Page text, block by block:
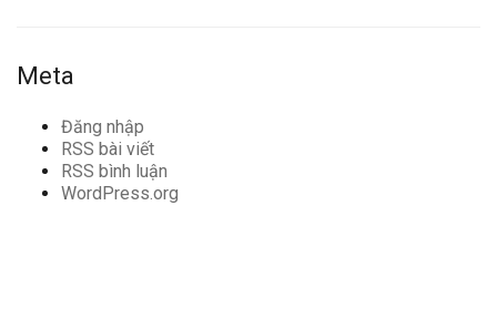
Meta
Đăng nhập
RSS bài viết
RSS bình luận
WordPress.org